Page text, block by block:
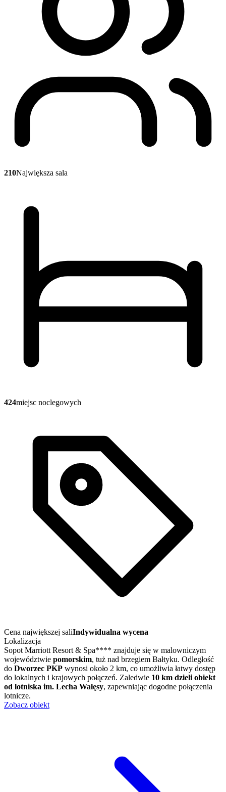
210Największa sala
424miejsc noclegowych
Cena największej saliIndywidualna wycena
Lokalizacja
Sopot Marriott Resort & Spa**** znajduje się w malowniczym
województwie pomorskim, tuż nad brzegiem Bałtyku. Odległość
do Dworzec PKP wynosi około 2 km, co umożliwia łatwy dostęp
do lokalnych i krajowych połączeń. Zaledwie 10 km dzieli obiekt
od lotniska im. Lecha Wałęsy, zapewniając dogodne połączenia
lotnicze.
Zobacz obiekt